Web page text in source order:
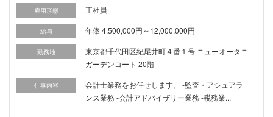
雇用形態 正社員
給与 年俸 4,500,000円～12,000,000円
勤務地
東京都千代田区紀尾井町４番１号 ニューオータニ
ガーデンコート 20階
仕事内容
会計士業務をお任せします。 -監査・アシュアラ
ンス業務 -会計アドバイザリー業務 -税務業...